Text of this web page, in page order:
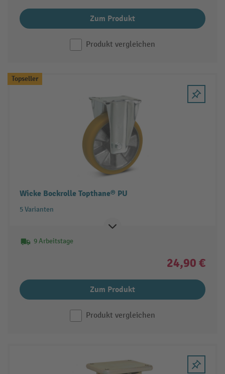
Zum Produkt
Produkt vergleichen
Topseller
Wicke Bockrolle Topthane® PU
5 Varianten
9 Arbeitstage
24,90 €
Zum Produkt
Produkt vergleichen